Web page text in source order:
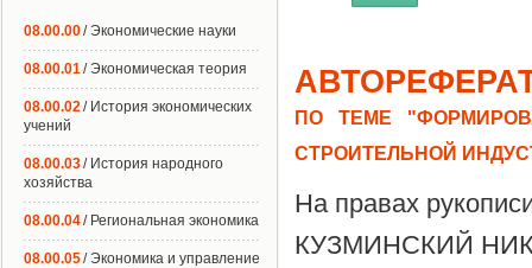
ПО ТЕМЕ
СТРОИТЕЛЬНОЙ
На правах
КУЗМИНСКИЙ
08.00.00/ Экономические науки
08.00.01/ Экономическая теория
08.00.02/ История экономических
учений
08.00.03/ История народного
хозяйства
08.00.04/ Региональная экономика
08.00.05/ Экономика и управление